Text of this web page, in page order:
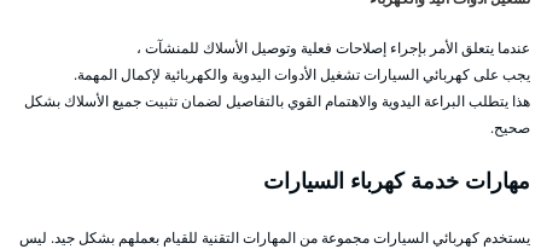
عندما يتعلق الأمر بإجراء إصلاحات فعلية وتوصيل الأسلاك للمنشآت ،
يجب على كهربائي السيارات تشغيل الأدوات اليدوية والكهربائية لإكمال المهمة.
هذا يتطلب البراعة اليدوية والاهتمام القوي بالتفاصيل لضمان تثبيت جميع الأسلاك بشكل
صحيح.
مهارات خدمة كهرباء السيارات
يستخدم كهربائي السيارات مجموعة من المهارات التقنية للقيام بعملهم بشكل جيد. ليس